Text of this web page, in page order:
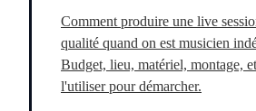
Comment produire une live
qualité quand on est musicien
Budget, lieu, matériel, montage,
l'utiliser pour démarcher.